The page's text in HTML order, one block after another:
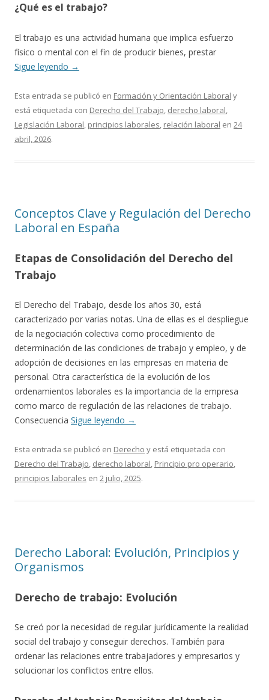
¿Qué es el trabajo?
El trabajo es una actividad humana que implica esfuerzo
físico o mental con el fin de producir bienes, prestar
Sigue leyendo →
Esta entrada se publicó en Formación y Orientación Laboral y
está etiquetada con Derecho del Trabajo, derecho laboral,
Legislación Laboral, principios laborales, relación laboral en 24
abril, 2026.
Conceptos Clave y Regulación del Derecho
Laboral en España
Etapas de Consolidación del Derecho del
Trabajo
El Derecho del Trabajo, desde los años 30, está
caracterizado por varias notas. Una de ellas es el despliegue
de la negociación colectiva como procedimiento de
determinación de las condiciones de trabajo y empleo, y de
adopción de decisiones en las empresas en materia de
personal. Otra característica de la evolución de los
ordenamientos laborales es la importancia de la empresa
como marco de regulación de las relaciones de trabajo.
Consecuencia Sigue leyendo →
Esta entrada se publicó en Derecho y está etiquetada con
Derecho del Trabajo, derecho laboral, Principio pro operario,
principios laborales en 2 julio, 2025.
Derecho Laboral: Evolución, Principios y
Organismos
Derecho de trabajo: Evolución
Se creó por la necesidad de regular jurídicamente la realidad
social del trabajo y conseguir derechos. También para
ordenar las relaciones entre trabajadores y empresarios y
solucionar los conflictos entre ellos.